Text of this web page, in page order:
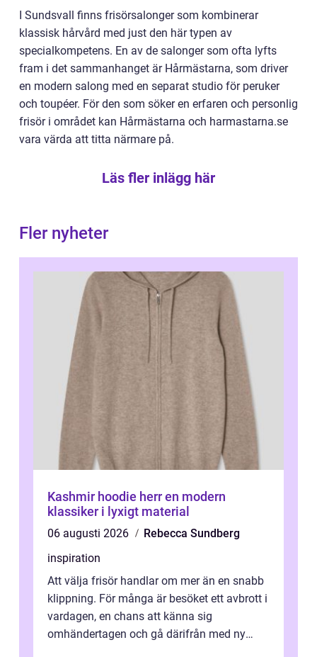
I Sundsvall finns frisörsalonger som kombinerar
klassisk hårvård med just den här typen av
specialkompetens. En av de salonger som ofta lyfts
fram i det sammanhanget är Hårmästarna, som driver
en modern salong med en separat studio för peruker
och toupéer. För den som söker en erfaren och personlig
frisör i området kan Hårmästarna och harmastarna.se
vara värda att titta närmare på.
Läs fler inlägg här
Fler nyheter
Kashmir hoodie herr en modern
klassiker i lyxigt material
06 augusti 2026
Rebecca Sundberg
inspiration
Att välja frisör handlar om mer än en snabb
klippning. För många är besöket ett avbrott i
vardagen, en chans att känna sig
omhändertagen och gå därifrån med ny